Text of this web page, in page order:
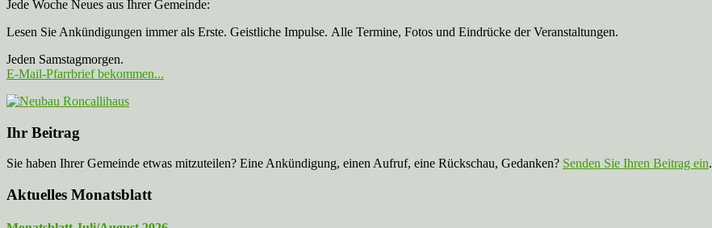
Jede Woche Neues aus Ihrer Gemeinde:
Lesen Sie Ankündigungen immer als Erste. Geistliche Impulse. Alle Termine, Fotos und Eindrücke der Veranstaltungen.
Jeden Samstagmorgen.
E-Mail-Pfarrbrief bekommen...
Ihr Beitrag
Sie haben Ihrer Gemeinde etwas mitzuteilen? Eine Ankündigung, einen Aufruf, eine Rückschau, Gedanken? Senden Sie Ihren Beitrag ein.
Aktuelles Monatsblatt